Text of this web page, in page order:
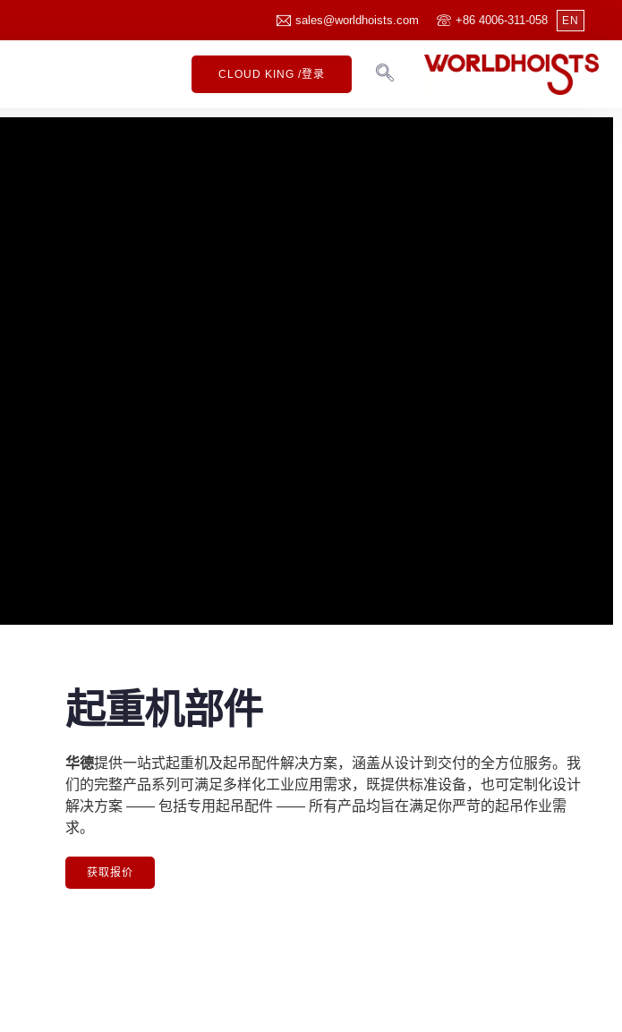
sales@worldhoists.com +86 4006-311-058 EN
CLOUD KING /登录
起重机部件
华德提供一站式起重机及起吊配件解决方案，涵盖从设计到交付的全方位服务。我
们的完整产品系列可满足多样化工业应用需求，既提供标准设备，也可定制化设计
解决方案 —— 包括专用起吊配件 —— 所有产品均旨在满足你严苛的起吊作业需
求。
获取报价